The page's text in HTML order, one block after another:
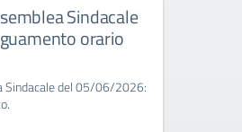
Sindacale
orario
Sindacale del 05/06/2026: